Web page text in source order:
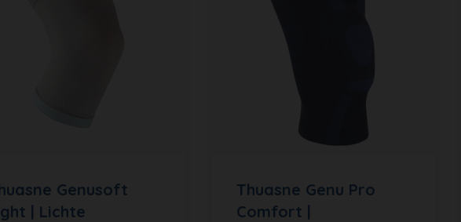
Genusoft
| Lichte
Thuasne Genu Pro
Comfort |